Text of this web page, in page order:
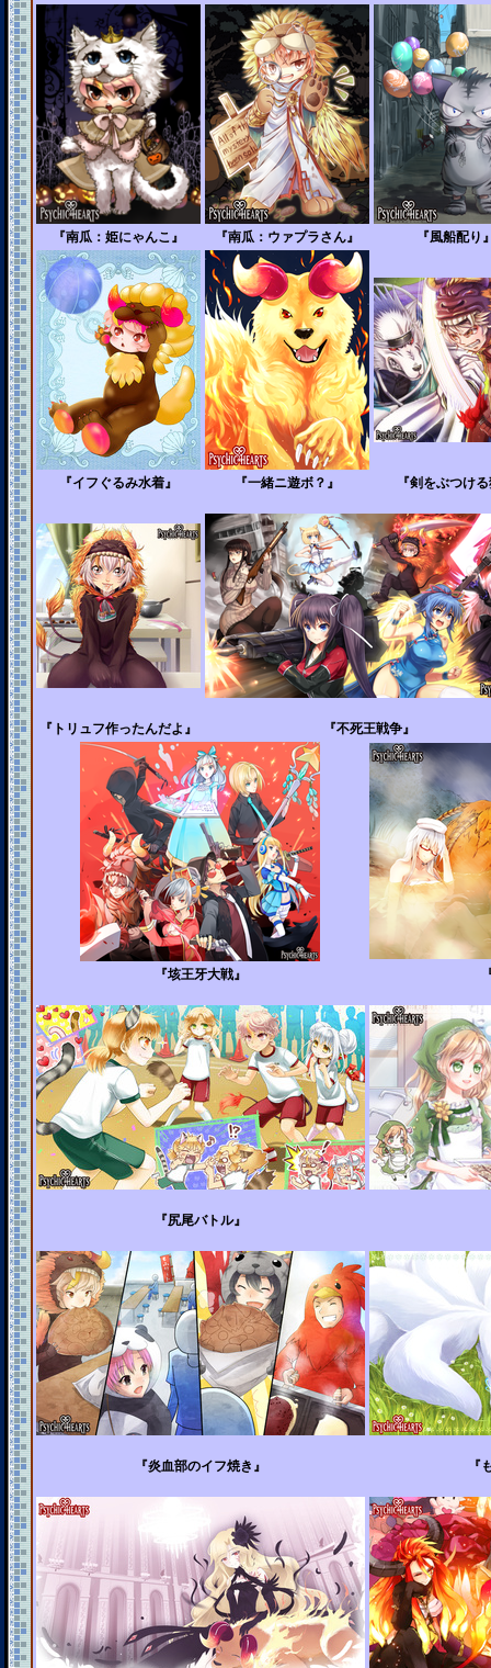
『南瓜：姫にゃんこ』 『南瓜：ウァプラさん』 『風船配り
『イフぐるみ水着』 『一緒ニ遊ボ？』 『剣をぶつけ
『トリュフ作ったんだよ』 『不死王戦争』
『垓王牙大戦』
『尻尾バトル』
『炎血部のイフ焼き』 『